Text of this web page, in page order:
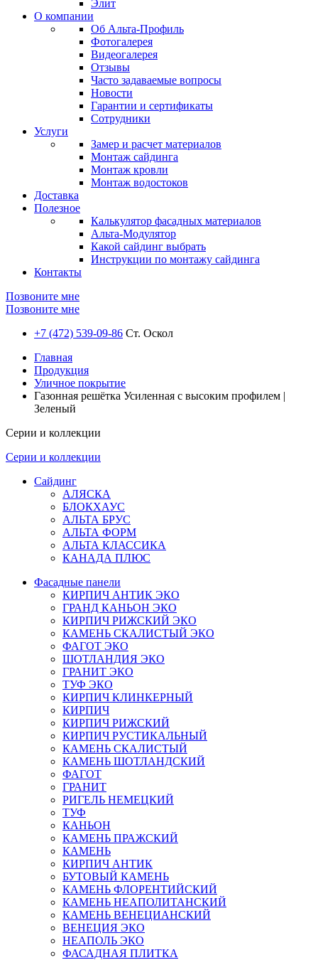
Элит
О компании
Об Альта-Профиль
Фотогалерея
Видеогалерея
Отзывы
Часто задаваемые вопросы
Новости
Гарантии и сертификаты
Сотрудники
Услуги
Замер и расчет материалов
Монтаж сайдинга
Монтаж кровли
Монтаж водостоков
Доставка
Полезное
Калькулятор фасадных материалов
Альта-Модулятор
Какой сайдинг выбрать
Инструкции по монтажу сайдинга
Контакты
Позвоните мне
Позвоните мне
+7 (472) 539-09-86 Ст. Оскол
Главная
Продукция
Уличное покрытие
Газонная решётка Усиленная с высоким профилем |
Зеленый
Серии и коллекции
Серии и коллекции
Сайдинг
АЛЯСКА
БЛОКХАУС
АЛЬТА БРУС
АЛЬТА ФОРМ
АЛЬТА КЛАССИКА
КАНАДА ПЛЮС
Фасадные панели
КИРПИЧ АНТИК ЭКО
ГРАНД КАНЬОН ЭКО
КИРПИЧ РИЖСКИЙ ЭКО
КАМЕНЬ СКАЛИСТЫЙ ЭКО
ФАГОТ ЭКО
ШОТЛАНДИЯ ЭКО
ГРАНИТ ЭКО
ТУФ ЭКО
КИРПИЧ КЛИНКЕРНЫЙ
КИРПИЧ
КИРПИЧ РИЖСКИЙ
КИРПИЧ РУСТИКАЛЬНЫЙ
КАМЕНЬ СКАЛИСТЫЙ
КАМЕНЬ ШОТЛАНДСКИЙ
ФАГОТ
ГРАНИТ
РИГЕЛЬ НЕМЕЦКИЙ
ТУФ
КАНЬОН
КАМЕНЬ ПРАЖСКИЙ
КАМЕНЬ
КИРПИЧ АНТИК
БУТОВЫЙ КАМЕНЬ
КАМЕНЬ ФЛОРЕНТИЙСКИЙ
КАМЕНЬ НЕАПОЛИТАНСКИЙ
КАМЕНЬ ВЕНЕЦИАНСКИЙ
ВЕНЕЦИЯ ЭКО
НЕАПОЛЬ ЭКО
ФАСАДНАЯ ПЛИТКА